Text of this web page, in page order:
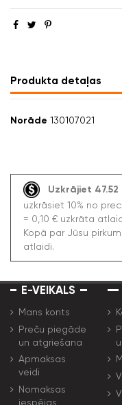
Produkta detaļas
Norāde 130107021
Uzkrājiet
uzkrāsiet 10% no
= 0,10 € uzkrāta
Kopā par Jūsu
atlaidi.
E-VEIKALS
Mans konts
Preču piegāde
un atgriešana
Apmaksas
veidi
Nomaksas
iespējas